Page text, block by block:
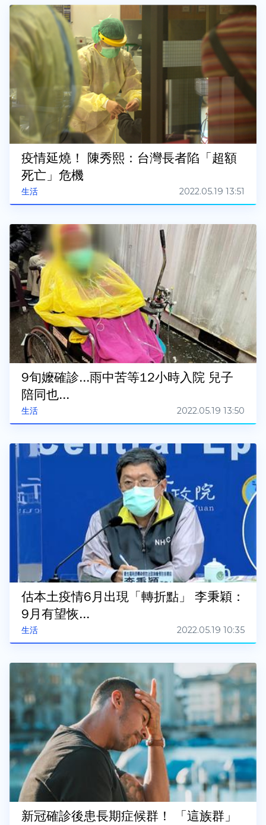
生活
疫情延燒！ 陳秀熙：台灣長者陷「超額
死亡」危機
2022.05.19 13:51
生活
9旬嬤確診...雨中苦等12小時入院 兒子
陪同也...
2022.05.19 13:50
生活
估本土疫情6月出現「轉折點」 李秉穎：
9月有望恢...
2022.05.19 10:35
新冠確診後患長期症候群！ 「這族群」